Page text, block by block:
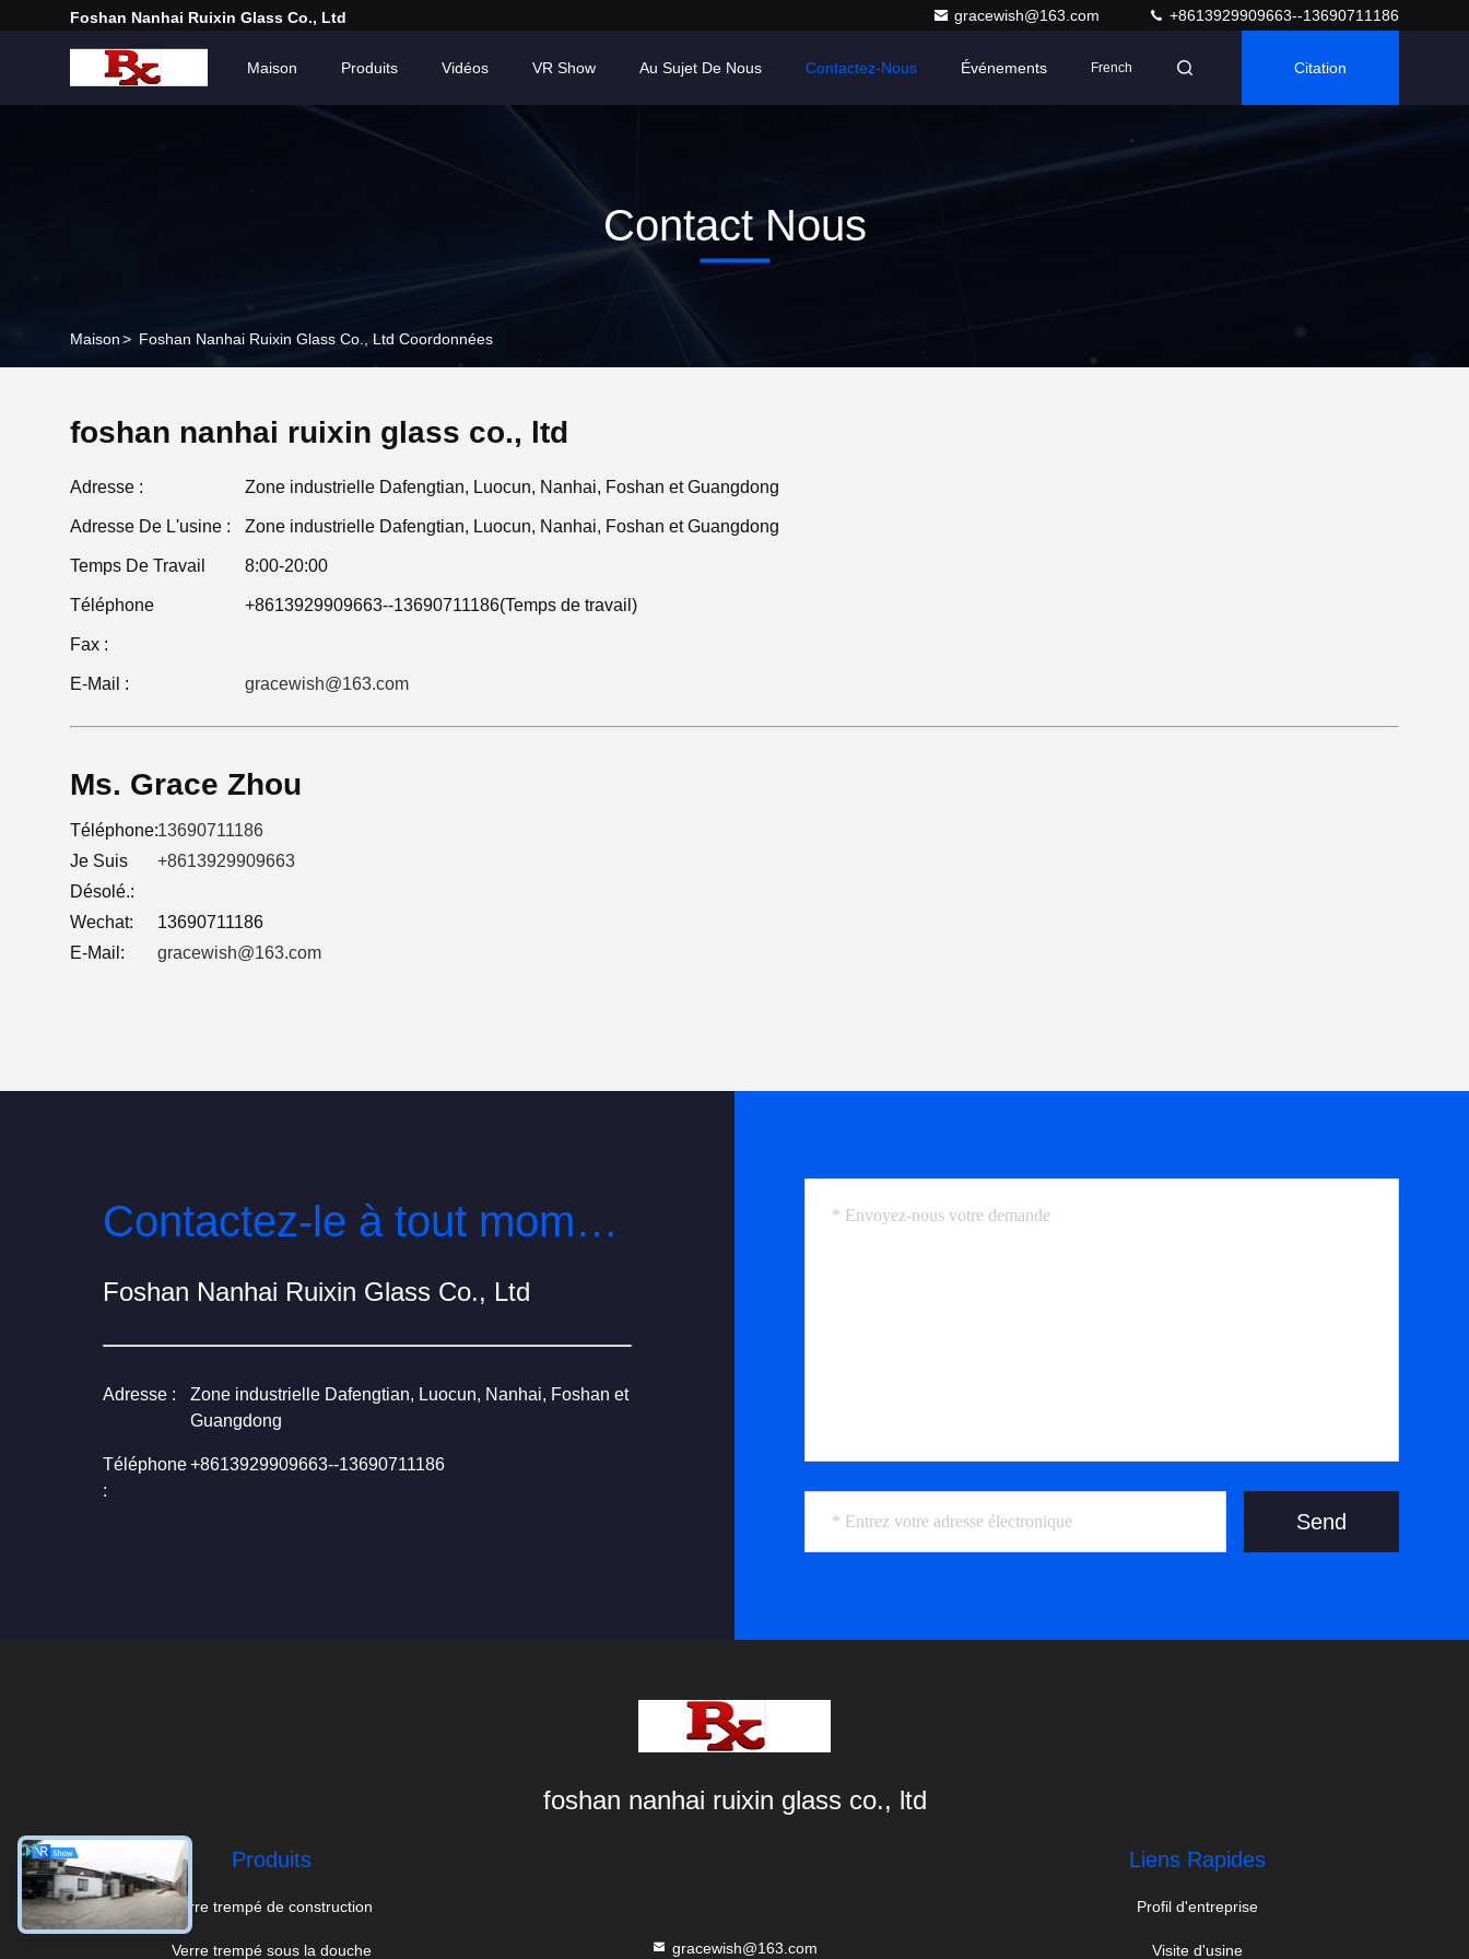
Foshan Nanhai Ruixin Glass Co., Ltd gracewish@163.com +8613929909663--13690711186
Maison Produits Vidéos VR Show Au Sujet De Nous Contactez-Nous Événements French Citation
Contact Nous
Maison> Foshan Nanhai Ruixin Glass Co., Ltd Coordonnées
foshan nanhai ruixin glass co., ltd
Adresse : Zone industrielle Dafengtian, Luocun, Nanhai, Foshan et Guangdong
Adresse De L'usine : Zone industrielle Dafengtian, Luocun, Nanhai, Foshan et Guangdong
Temps De Travail 8:00-20:00
Téléphone +8613929909663--13690711186(Temps de travail)
Fax :
E-Mail : gracewish@163.com
Ms. Grace Zhou
Téléphone:13690711186
Je Suis
Désolé.:
+8613929909663
Wechat:
13690711186
E-Mail:
gracewish@163.com
Contactez-le à tout moment
Foshan Nanhai Ruixin Glass Co., Ltd
Adresse :
Zone industrielle Dafengtian, Luocun, Nanhai, Foshan et
Guangdong
Téléphone
:
+8613929909663--13690711186
Send
foshan nanhai ruixin glass co., ltd
Produits
Verre trempé de construction
Verre trempé sous la douche gracewish@163.com
Liens Rapides
Profil d'entreprise
Visite d'usine